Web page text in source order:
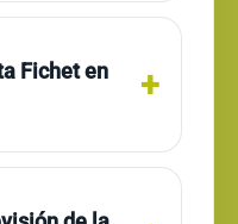
Fichet en